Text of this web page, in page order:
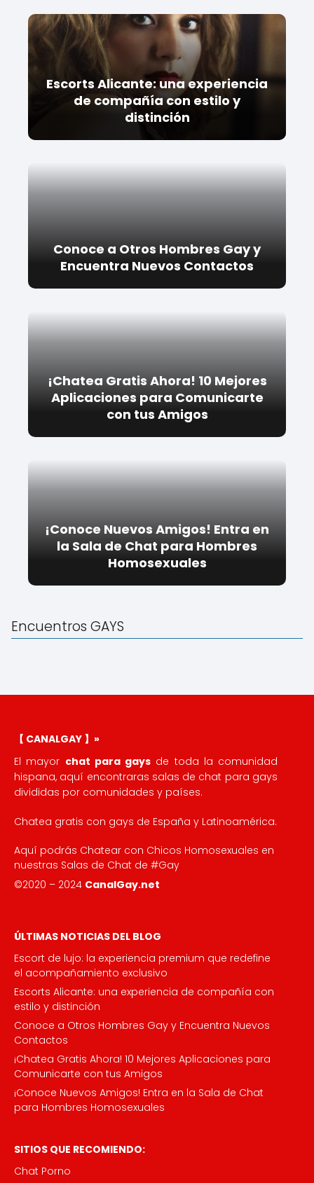
Escorts Alicante: una experiencia
de compañía con estilo y
distinción
Conoce a Otros Hombres Gay y
Encuentra Nuevos Contactos
¡Chatea Gratis Ahora! 10 Mejores
Aplicaciones para Comunicarte
con tus Amigos
¡Conoce Nuevos Amigos! Entra en
la Sala de Chat para Hombres
Homosexuales
Encuentros GAYS
【 CANALGAY 】»
El mayor chat para gays de toda la comunidad
hispana, aquí encontraras salas de chat para gays
divididas por comunidades y países.
Chatea gratis con gays de España y Latinoamérica.
Aquí podrás Chatear con Chicos Homosexuales en
nuestras Salas de Chat de #Gay
©2020 – 2024 CanalGay.net
ÚLTIMAS NOTICIAS DEL BLOG
Escort de lujo: la experiencia premium que redefine
el acompañamiento exclusivo
Escorts Alicante: una experiencia de compañía con
estilo y distinción
Conoce a Otros Hombres Gay y Encuentra Nuevos
Contactos
¡Chatea Gratis Ahora! 10 Mejores Aplicaciones para
Comunicarte con tus Amigos
¡Conoce Nuevos Amigos! Entra en la Sala de Chat
para Hombres Homosexuales
SITIOS QUE RECOMIENDO:
Chat Porno